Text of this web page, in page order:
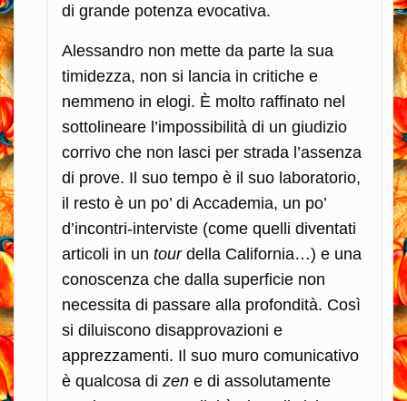
di grande potenza evocativa.
Alessandro non mette da parte la sua
timidezza, non si lancia in critiche e
nemmeno in elogi. È molto raffinato nel
sottolineare l’impossibilità di un giudizio
corrivo che non lasci per strada l’assenza
di prove. Il suo tempo è il suo laboratorio,
il resto è un po’ di Accademia, un po’
d’incontri-interviste (come quelli diventati
articoli in un tourdella California…) e una
conoscenza che dalla superficie non
necessita di passare alla profondità. Così
si diluiscono disapprovazioni e
apprezzamenti. Il suo muro comunicativo
è qualcosa di zen e di assolutamente